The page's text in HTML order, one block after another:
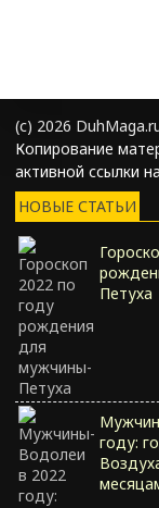
(с) 2026
Копирование
активной ссылки
НОВЫЕ СТАТЬИ
Петуха
году: